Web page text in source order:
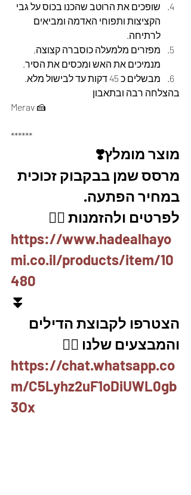
שופכים את הרוטב שהכנו בכוס על גבי
הקציצות ותפוחי האדמה ומביאים
לרתיחה.
מפזרים מלמעלה כוסברה קצוצה,
מנמיכים את האש ומכסים את הסיר.
מבשלים כ 45 דקות עד לבישול מלא.
בהצלחה רבה ובתאבון
Merav 🍰
******
מוצר מומלץ❣️
מרסס שמן בבקבוק זכוכית
במחיר הפתעה.
לפרטים ולהזמנות 👇🏼
https://www.hadealhayo
mi.co.il/products/item/10
480
⏬
הצטרפו לקבוצת הדילים
והמבצעים שלנו 👇🏽
https://chat.whatsapp.co
m/C5Lyhz2uF1oDiUWL0gb
3Ox